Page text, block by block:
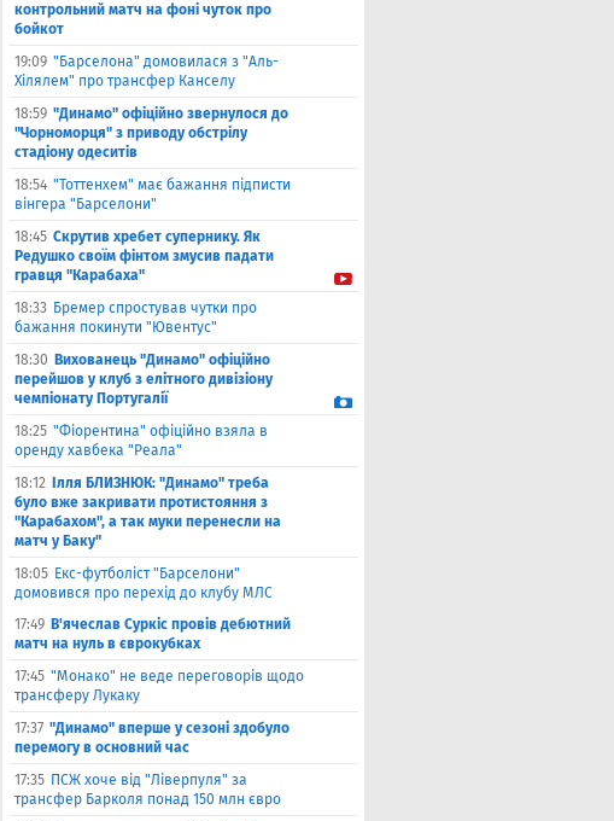
контрольний матч на фоні чуток про
бойкот
19:09 "Барселона" домовилася з "Аль-
Хілялем" про трансфер Канселу
18:59 "Динамо" офіційно звернулося до
"Чорноморця" з приводу обстрілу
стадіону одеситів
18:54 "Тоттенхем" має бажання підписти
вінгера "Барселони"
18:45 Скрутив хребет супернику. Як
Редушко своїм фінтом змусив падати
гравця "Карабаха"
18:33 Бремер спростував чутки про
бажання покинути "Ювентус"
18:30 Вихованець "Динамо" офіційно
перейшов у клуб з елітного дивізіону
чемпіонату Португалії
18:25 "Фіорентина" офіційно взяла в
оренду хавбека "Реала"
18:12
Ілля БЛИЗНЮК: "Динамо" треба
було вже закривати протистояння з
"Карабахом", а так муки перенесли на
матч у Баку"
18:05 Екс-футболіст "Барселони"
домовився про перехід до клубу МЛС
17:49 В'ячеслав Суркіс провів дебютний
матч на нуль в єврокубках
17:45 "Монако" не веде переговорів щодо
трансферу Лукаку
17:37 "Динамо" вперше у сезоні здобуло
перемогу в основний час
17:35 ПСЖ хоче від "Ліверпуля" за
трансфер Барколя понад 150 млн євро